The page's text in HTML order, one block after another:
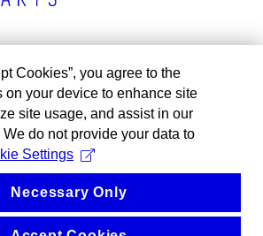
Cookies”, you agree to the
on your device to enhance site
site usage, and assist in our
do not provide your data to
Settings
Necessary Only